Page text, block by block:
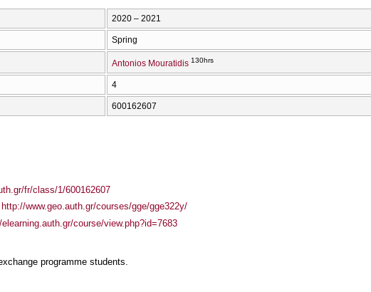
2020 – 2021
Spring
Antonios Mouratidis 130hrs
4
600162607
fr/class/1/600162607
http://www.geo.auth.gr/courses/gge/gge322y/
course/view.php?id=7683
programme students.